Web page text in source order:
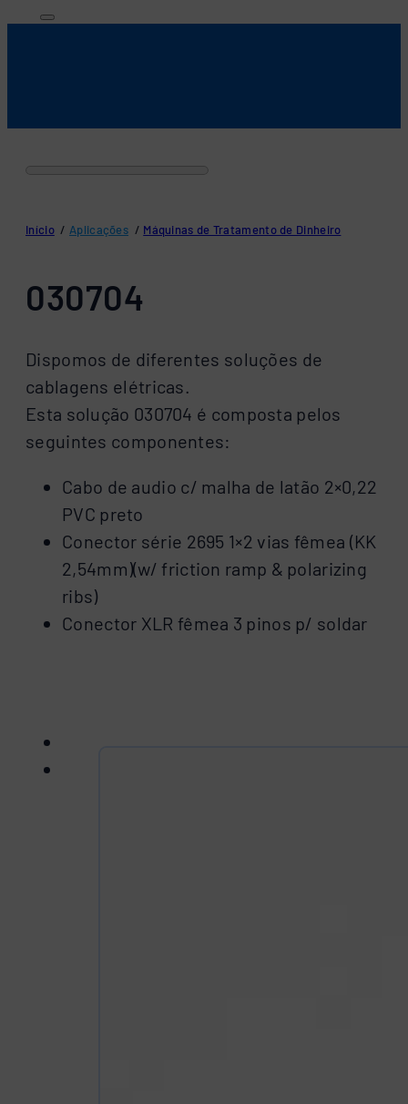
Início / Aplicações / Máquinas de Tratamento de Dinheiro
030704
Dispomos de diferentes soluções de
cablagens elétricas.
Esta solução 030704 é composta pelos
seguintes componentes:
Cabo de audio c/ malha de latão 2×0,22
PVC preto
Conector série 2695 1×2 vias fêmea (KK
2,54mm)(w/ friction ramp & polarizing
ribs)
Conector XLR fêmea 3 pinos p/ soldar